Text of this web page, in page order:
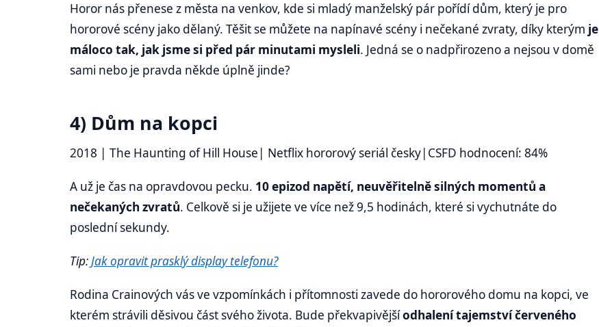
Horor nás přenese z města na venkov, kde si mladý manželský pár pořídí dům, který je pro
hororové scény jako dělaný. Těšit se můžete na napínavé scény i nečekané zvraty, díky kterým je
máloco tak, jak jsme si před pár minutami mysleli. Jedná se o nadpřirozeno a nejsou v domě
sami nebo je pravda někde úplně jinde?
4) Dům na kopci
2018 | The Haunting of Hill House| Netflix hororový seriál česky|CSFD hodnocení: 84%
A už je čas na opravdovou pecku. 10 epizod napětí, neuvěřitelně silných momentů a
nečekaných zvratů. Celkově si je užijete ve více než 9,5 hodinách, které si vychutnáte do
poslední sekundy.
Tip:Jak opravit prasklý display telefonu?
Rodina Crainových vás ve vzpomínkách i přítomnosti zavede do hororového domu na kopci, ve
kterém strávili děsivou část svého života. Bude překvapivějšíodhalení tajemství červeného